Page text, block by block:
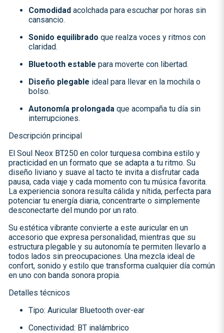
Comodidadacolchada para escuchar por horas sin
cansancio.
Sonido equilibrado que realza voces y ritmos con
claridad.
Bluetooth estable para moverte con libertad.
Diseño plegable ideal para llevar en la mochila o
bolso.
Autonomía prolongadaque acompaña tu día sin
interrupciones.
Descripción principal
El Soul Neox BT250 en color turquesa combina estilo y
practicidad en un formato que se adapta a tu ritmo. Su
diseño liviano y suave al tacto te invita a disfrutar cada
pausa, cada viaje y cada momento con tu música favorita.
La experiencia sonora resulta cálida y nítida, perfecta para
potenciar tu energía diaria, concentrarte o simplemente
desconectarte del mundo por un rato.
Su estética vibrante convierte a este auricular en un
accesorio que expresa personalidad, mientras que su
estructura plegable y su autonomía te permiten llevarlo a
todos lados sin preocupaciones. Una mezcla ideal de
confort, sonido y estilo que transforma cualquier día común
en uno con banda sonora propia.
Detalles técnicos
Tipo: Auricular Bluetooth over-ear
Conectividad: BT inalámbrico